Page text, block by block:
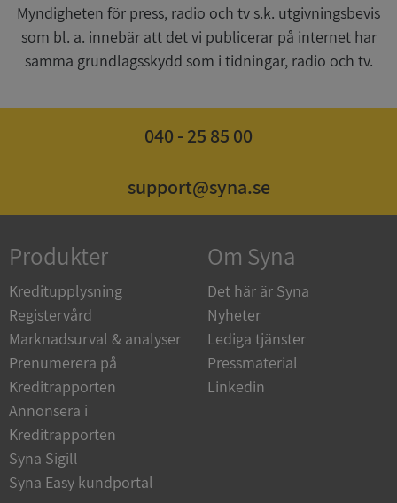
Myndigheten för press, radio och tv s.k. utgivningsbevis
som bl. a. innebär att det vi publicerar på internet har
samma grundlagsskydd som i tidningar, radio och tv.
040 - 25 85 00
support@syna.se
Produkter
Kreditupplysning
Registervård
Marknadsurval & analyser
Prenumerera på
Kreditrapporten
Annonsera i
Kreditrapporten
Syna Sigill
Syna Easy kundportal
Om Syna
Det här är Syna
Nyheter
Lediga tjänster
Pressmaterial
Linkedin
ASP.NET_SessionId
Microsoft
Corporation
__RequestVerificationToken